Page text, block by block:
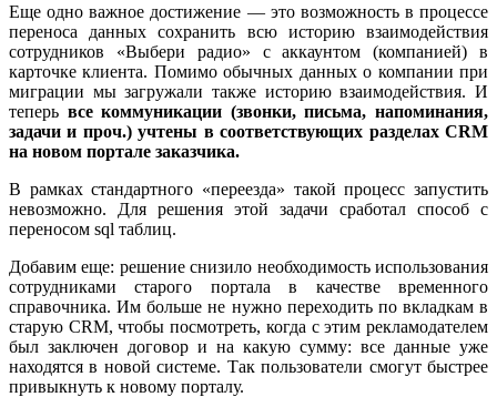
Еще одно важное достижение — это возможность в процессе
переноса данных сохранить всю историю взаимодействия
сотрудников «Выбери радио» с аккаунтом (компанией) в
карточке клиента. Помимо обычных данных о компании при
миграции мы загружали также историю взаимодействия. И
теперь все коммуникации (звонки, письма, напоминания,
задачи и проч.) учтены в соответствующих разделах CRM
на новом портале заказчика.
В рамках стандартного «переезда» такой процесс запустить
невозможно. Для решения этой задачи сработал способ с
переносом sql таблиц.
Добавим еще: решение снизило необходимость использования
сотрудниками старого портала в качестве временного
справочника. Им больше не нужно переходить по вкладкам в
старую CRM, чтобы посмотреть, когда с этим рекламодателем
был заключен договор и на какую сумму: все данные уже
находятся в новой системе. Так пользователи смогут быстрее
привыкнуть к новому порталу.